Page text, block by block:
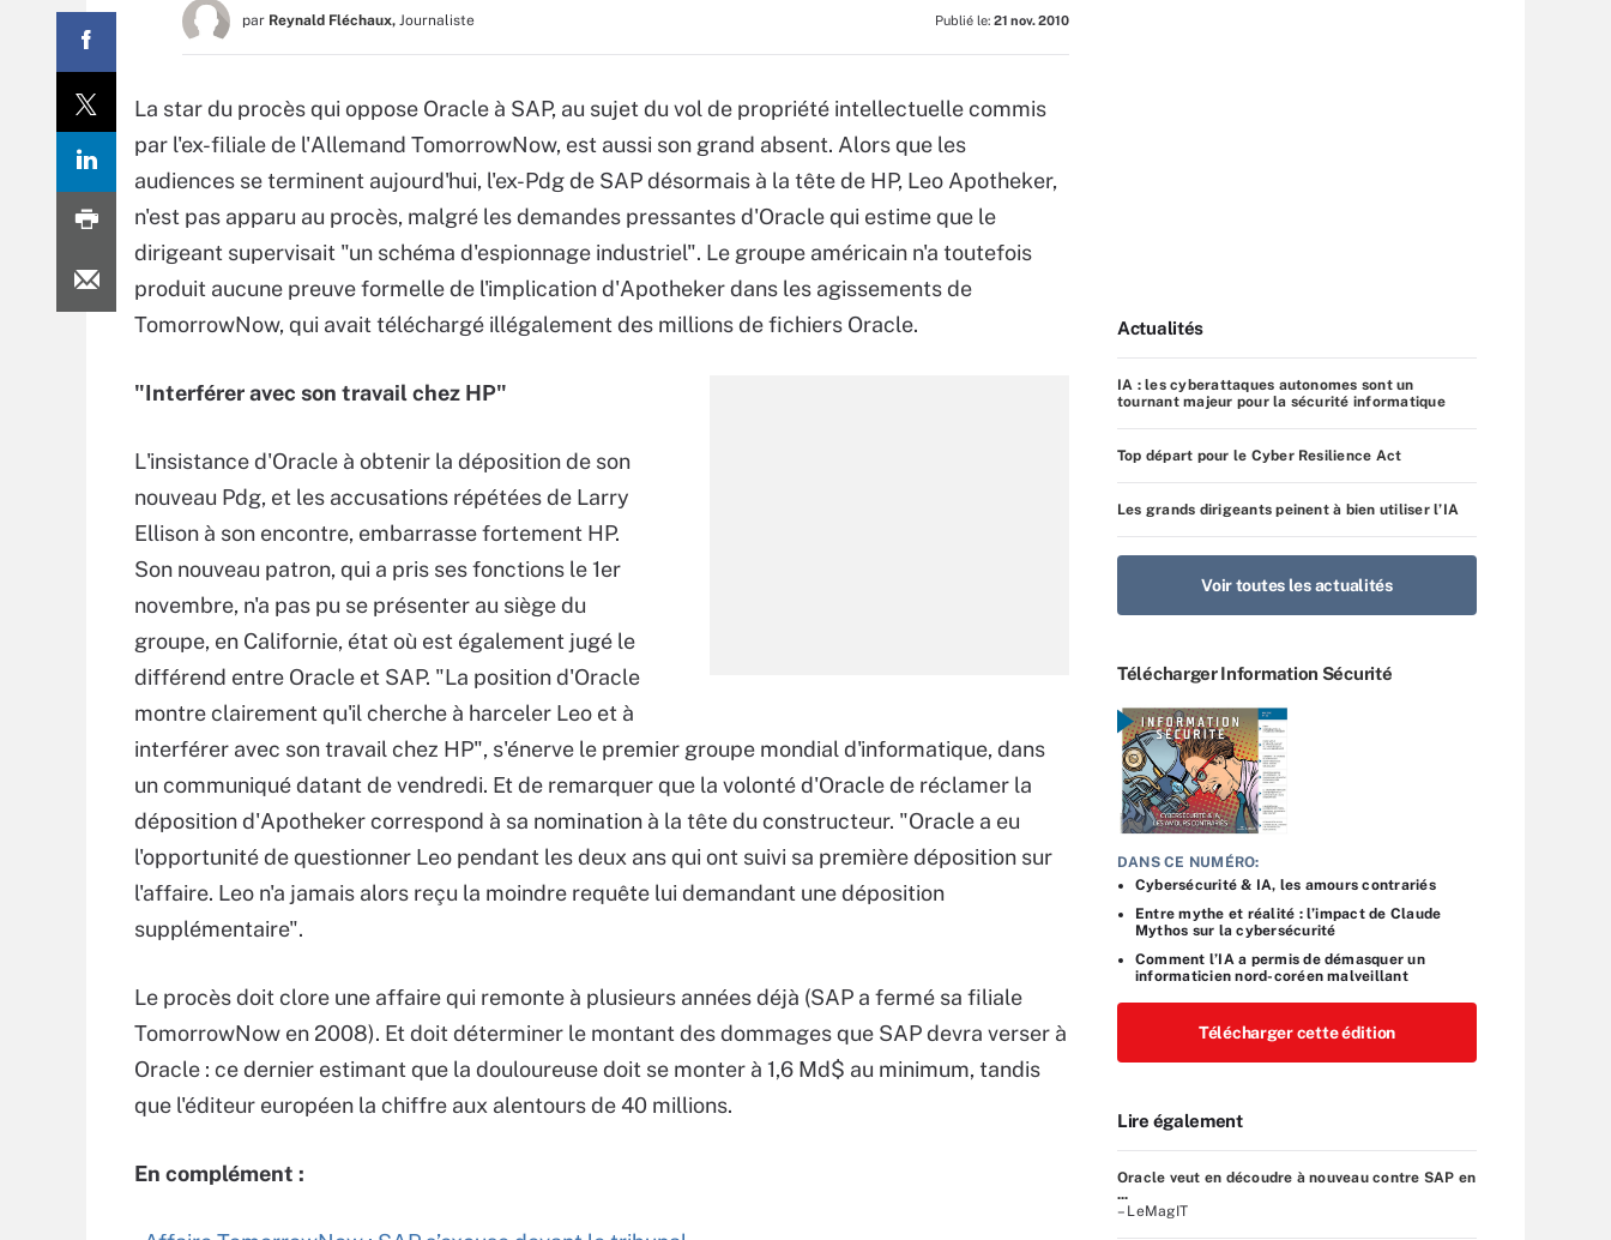
par Reynald Fléchaux, Journaliste Publié le: 21 nov. 2010
La star du procès qui oppose Oracle à SAP, au sujet du vol de propriété intellectuelle commis
par l'ex-filiale de l'Allemand TomorrowNow, est aussi son grand absent. Alors que les
audiences se terminent aujourd'hui, l'ex-Pdg de SAP désormais à la tête de HP, Leo Apotheker,
n'est pas apparu au procès, malgré les demandes pressantes d'Oracle qui estime que le
dirigeant supervisait "un schéma d'espionnage industriel". Le groupe américain n'a toutefois
produit aucune preuve formelle de l'implication d'Apotheker dans les agissements de
TomorrowNow, qui avait téléchargé illégalement des millions de fichiers Oracle.
"Interférer avec son travail chez HP"
L'insistance d'Oracle à obtenir la déposition de son
nouveau Pdg, et les accusations répétées de Larry
Ellison à son encontre, embarrasse fortement HP.
Son nouveau patron, qui a pris ses fonctions le 1er
novembre, n'a pas pu se présenter au siège du
groupe, en Californie, état où est également jugé le
différend entre Oracle et SAP. "La position d'Oracle
montre clairement qu'il cherche à harceler Leo et à
interférer avec son travail chez HP", s'énerve le premier groupe mondial d'informatique, dans
un communiqué datant de vendredi. Et de remarquer que la volonté d'Oracle de réclamer la
déposition d'Apotheker correspond à sa nomination à la tête du constructeur. "Oracle a eu
l'opportunité de questionner Leo pendant les deux ans qui ont suivi sa première déposition sur
l'affaire. Leo n'a jamais alors reçu la moindre requête lui demandant une déposition
supplémentaire".
Le procès doit clore une affaire qui remonte à plusieurs années déjà (SAP a fermé sa filiale
TomorrowNow en 2008). Et doit déterminer le montant des dommages que SAP devra verser à
Oracle : ce dernier estimant que la douloureuse doit se monter à 1,6 Md$ au minimum, tandis
que l'éditeur européen la chiffre aux alentours de 40 millions.
En complément :
Actualités
IA : les cyberattaques autonomes sont un
tournant majeur pour la sécurité informatique
Top départ pour le Cyber Resilience Act
Les grands dirigeants peinent à bien utiliser l’IA
Voir toutes les actualités
Télécharger Information Sécurité
DANS CE NUMÉRO:
Cybersécurité & IA, les amours contrariés
Entre mythe et réalité : l’impact de Claude
Mythos sur la cybersécurité
Comment l’IA a permis de démasquer un
informaticien nord-coréen malveillant
Télécharger cette édition
Lire également
Oracle veut en découdre à nouveau contre SAP en
...
– LeMagIT